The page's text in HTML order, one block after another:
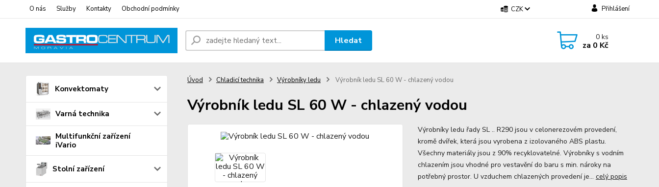
O nás Služby Kontakty Obchodní podmínky CZK Přihlášení
Hledat 0ks
za 0 Kč
Konvektomaty
Varná technika
Multifunkční zařízení
iVario
Stolní zařízení
Úvod Chladicí technika Výrobníky ledu Výrobník ledu SL 60 W - chlazený vodou
Výrobník ledu SL 60 W - chlazený vodou
Výrobníky ledu řady SL .. R290 jsou v celonerezovém provedení,
kromě dvířek, která jsou vyrobena z izolovaného ABS plastu.
Všechny materiály jsou z 90% recyklovatelné. Výrobníky s vodním
chlazením jsou vhodné pro vestavění do baru s min. nároky na
potřebný prostor. U vzduchem chlazených provedení je... celý popis